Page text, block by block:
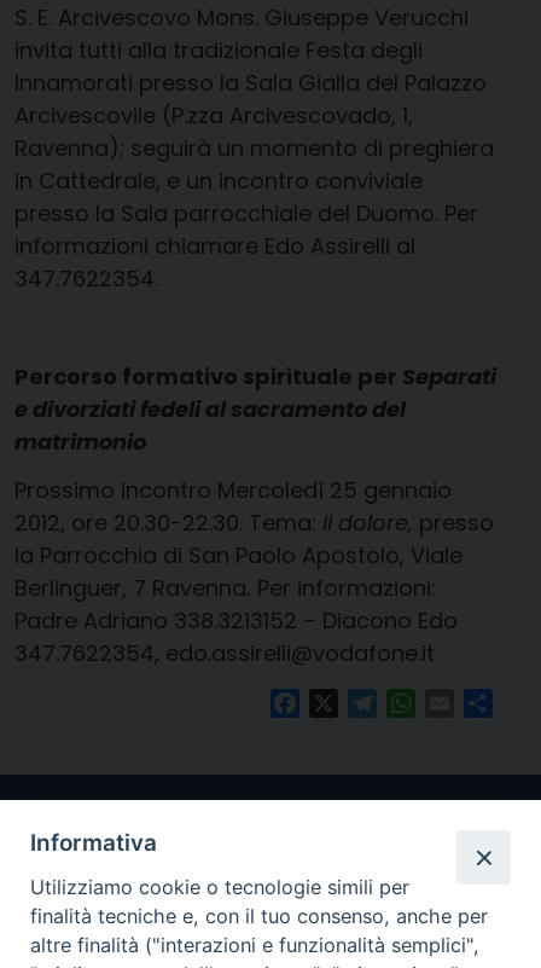
S. E. Arcivescovo Mons. Giuseppe Verucchi
invita tutti alla tradizionale Festa degli
Innamorati presso la Sala Gialla del Palazzo
Arcivescovile (P.zza Arcivescovado, 1,
Ravenna); seguirà un momento di preghiera
in Cattedrale, e un incontro conviviale
presso la Sala parrocchiale del Duomo. Per
informazioni chiamare Edo Assirelli al
347.7622354.
Percorso formativo spirituale per Separati
e divorziati fedeli al sacramento del
matrimonio
Prossimo incontro Mercoledì 25 gennaio
2012, ore 20.30-22.30. Tema: Il dolore, presso
la Parrocchia di San Paolo Apostolo, Viale
Berlinguer, 7 Ravenna. Per informazioni:
Padre Adriano 338.3213152 – Diacono Edo
347.7622354, edo.assirelli@vodafone.it
FacebookTelegramWhatsApp
Email
Informativa
Utilizziamo cookie o tecnologie simili per
finalità tecniche e, con il tuo consenso, anche per
altre finalità ("interazioni e funzionalità semplici",